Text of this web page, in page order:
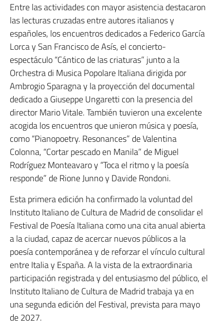
Entre las actividades con mayor asistencia destacaron
las lecturas cruzadas entre autores italianos y
españoles, los encuentros dedicados a Federico García
Lorca y San Francisco de Asís, el concierto-
espectáculo “Cántico de las criaturas” junto a la
Orchestra di Musica Popolare Italiana dirigida por
Ambrogio Sparagna y la proyección del documental
dedicado a Giuseppe Ungaretti con la presencia del
director Mario Vitale. También tuvieron una excelente
acogida los encuentros que unieron música y poesía,
como “Pianopoetry. Resonances” de Valentina
Colonna, “Cortar pescado en Manila” de Miguel
Rodríguez Monteavaro y “Toca el ritmo y la poesía
responde” de Rione Junno y Davide Rondoni.
Esta primera edición ha confirmado la voluntad del
Instituto Italiano de Cultura de Madrid de consolidar el
Festival de Poesía Italiana como una cita anual abierta
a la ciudad, capaz de acercar nuevos públicos a la
poesía contemporánea y de reforzar el vínculo cultural
entre Italia y España. A la vista de la extraordinaria
participación registrada y del entusiasmo del público, el
Instituto Italiano de Cultura de Madrid trabaja ya en
una segunda edición del Festival, prevista para mayo
de 2027.